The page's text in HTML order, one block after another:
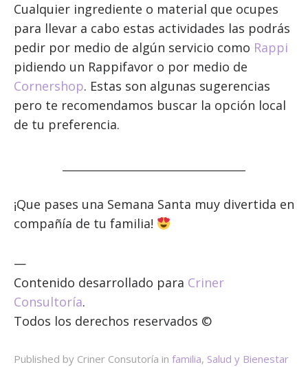
Cualquier ingrediente o material que ocupes
para llevar a cabo estas actividades las podrás
pedir por medio de algún servicio como Rappi
pidiendo un Rappifavor o por medio de
Cornershop. Estas son algunas sugerencias
pero te recomendamos buscar la opción local
de tu preferencia.
¡Que pases una Semana Santa muy divertida en
compañía de tu familia!
—
Contenido desarrollado para Criner
Consultoría.
Todos los derechos reservados ©
Published by Criner Consutoría in familia, Salud y Bienestar